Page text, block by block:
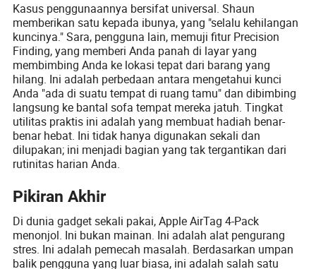
Kasus penggunaannya bersifat universal. Shaun
memberikan satu kepada ibunya, yang "selalu kehilangan
kuncinya." Sara, pengguna lain, memuji fitur Precision
Finding, yang memberi Anda panah di layar yang
membimbing Anda ke lokasi tepat dari barang yang
hilang. Ini adalah perbedaan antara mengetahui kunci
Anda "ada di suatu tempat di ruang tamu" dan dibimbing
langsung ke bantal sofa tempat mereka jatuh. Tingkat
utilitas praktis ini adalah yang membuat hadiah benar-
benar hebat. Ini tidak hanya digunakan sekali dan
dilupakan; ini menjadi bagian yang tak tergantikan dari
rutinitas harian Anda.
Pikiran Akhir
Di dunia gadget sekali pakai, Apple AirTag 4-Pack
menonjol. Ini bukan mainan. Ini adalah alat pengurang
stres. Ini adalah pemecah masalah. Berdasarkan umpan
balik pengguna yang luar biasa, ini adalah salah satu